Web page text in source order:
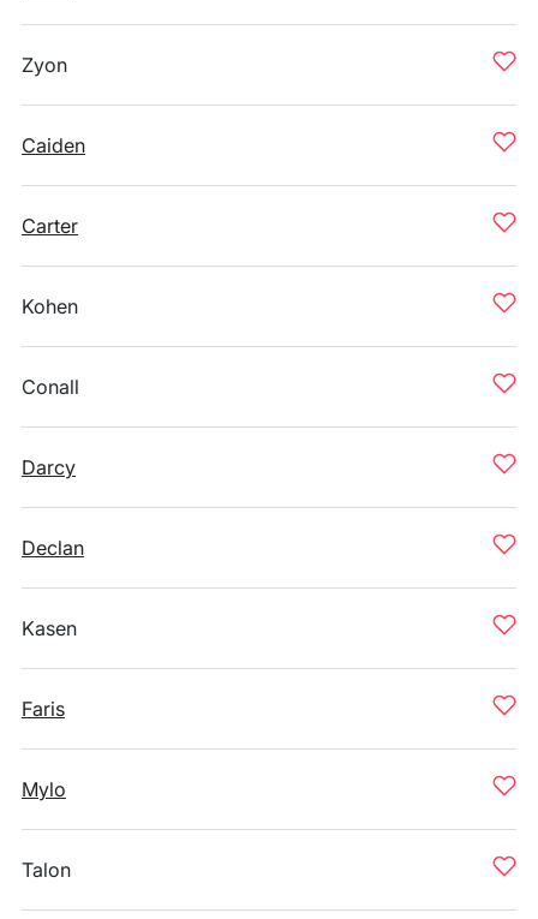
Zyon
Caiden
Carter
Kohen
Conall
Darcy
Declan
Kasen
Faris
Mylo
Talon